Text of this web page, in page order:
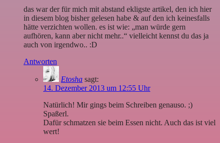
das war der für mich mit abstand ekligste artikel, den ich hier
in diesem blog bisher gelesen habe & auf den ich keinesfalls
hätte verzichten wollen. es ist wie: „man würde gern
aufhören, kann aber nicht mehr..“ vielleicht kennst du das ja
auch von irgendwo.. :D
Antworten
Etosha sagt:
14. Dezember 2013 um 12:55 Uhr
Natürlich! Mir gings beim Schreiben genauso. ;)
Spaßerl.
Dafür schmatzen sie beim Essen nicht. Auch das ist viel
wert!